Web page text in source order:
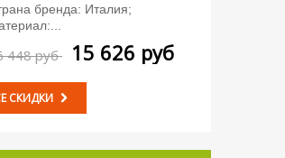
бренда: Италия;
448 руб 15 626 руб
СКИДКИ